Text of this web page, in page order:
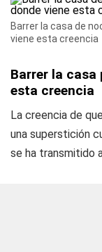
Barrer la casa de
viene esta creencia
Barrer la casa
esta creencia
La creencia de
una superstición
se ha transmitido